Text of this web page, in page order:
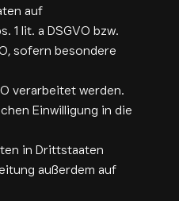
auf
1 lit. a DSGVO bzw.
sofern besondere
verarbeitet werden.
Einwilligung in die
in Drittstaaten
außerdem auf